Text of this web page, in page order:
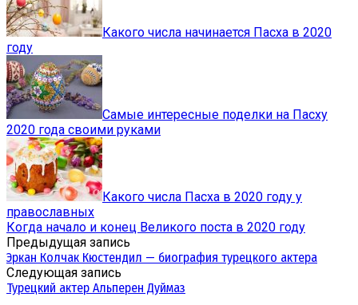
Какого числа начинается Пасха в 2020
году
Самые интересные поделки на Пасху
2020 года своими руками
Какого числа Пасха в 2020 году у
православных
Когда начало и конец Великого поста в 2020 году
Предыдущая запись
Эркан Колчак Кюстендил — биография турецкого актера
Следующая запись
Турецкий актер Альперен Дуймаз